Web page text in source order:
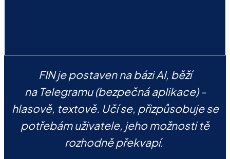
FIN je postaven na bázi AI, běží
na Telegramu (bezpečná aplikace) -
hlasově, textově. Učí se, přizpůsobuje se
potřebám uživatele, jeho možnosti tě
rozhodně překvapí.